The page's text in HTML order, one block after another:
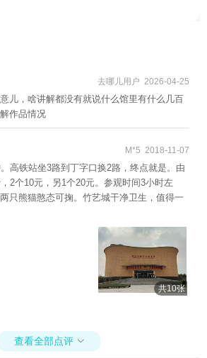
去哪儿用户 2026-04-25
儿，啥讲解都没有就说什么馆里有什么几百
作品情况
M*5 2018-11-07
高铁站坐3路到丁字口换2路，终点就是。由
2个10元，另1个20元。参观时间3小时左
只熊猫憨态可掬。竹艺城干净卫生，值得一
共10张
查看全部点评 